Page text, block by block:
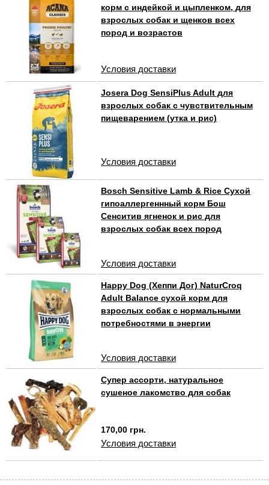
корм с индейкой и цыпленком, для
взрослых собак и щенков всех
пород и возрастов
Условия доставки
Josera Dog SensiPlus Adult для
взрослых собак с чувствительным
пищеварением (утка и рис)
Условия доставки
Bosch Sensitive Lamb & Rice Сухой
гипоаллергеннный корм Бош
Сенситив ягненок и рис для
взрослых собак всех пород
Условия доставки
Happy Dog (Хеппи Дог) NaturCroq
Adult Balance сухой корм для
взрослых собак с нормальными
потребностями в энергии
Условия доставки
Супер ассорти, натуральное
сушеное лакомство для собак
170,00 грн.
Условия доставки